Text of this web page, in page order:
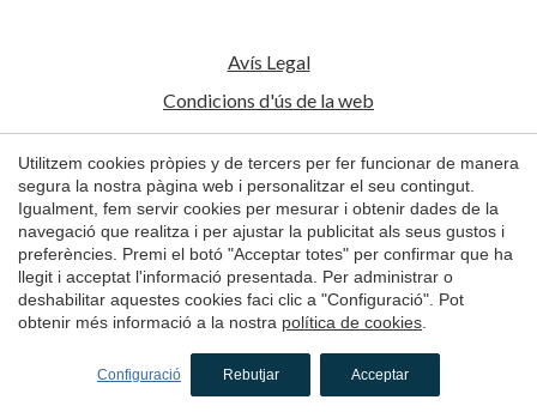
RESERVAR
Avís Legal
Condicions d'ús de la web
Política de Cookies
© 1998 - 2026
Petits Grans Hotels de Catalunya
byiEstrategic
Utilitzem cookies pròpies y de tercers per fer funcionar de manera
segura la nostra pàgina web i personalitzar el seu contingut.
Igualment, fem servir cookies per mesurar i obtenir dades de la
navegació que realitza i per ajustar la publicitat als seus gustos i
preferències. Premi el botó "Acceptar totes" per confirmar que ha
llegit i acceptat l'informació presentada. Per administrar o
deshabilitar aquestes cookies faci clic a "Configuració". Pot
obtenir més informació a la nostra política de cookies
Configuració Rebutjar Acceptar